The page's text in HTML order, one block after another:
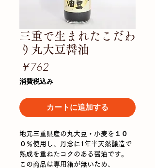
三重で生まれたこだわ
り丸大豆醤油
￥762
格
消費税込み
カートに追加する
地元三重県産の丸大豆・小麦を１０
０％使用し、丹念に1年半天然醸造で
熟成を重ねたコクのある醤油です。
この商品は専用箱が無いため、